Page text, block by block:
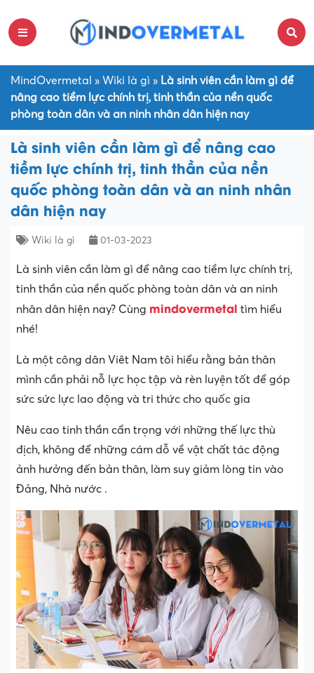
MindOvermetal » Wiki là gì » Là sinh viên cần làm gì để
nâng cao tiềm lực chính trị, tinh thần của nền quốc
phòng toàn dân và an ninh nhân dân hiện nay
Là sinh viên cần làm gì để nâng cao
tiềm lực chính trị, tinh thần của nền
quốc phòng toàn dân và an ninh nhân
dân hiện nay
Wiki là gì 01-03-2023
Là sinh viên cần làm gì để nâng cao tiềm lực chính trị,
tinh thần của nền quốc phòng toàn dân và an ninh
nhân dân hiện nay? Cùng mindovermetal tìm hiểu
nhé!
Là một công dân Viêt Nam tôi hiểu rằng bản thân
mình cần phải nỗ lực học tập và rèn luyện tốt để góp
sức sức lực lao động và tri thức cho quốc gia
Nêu cao tinh thần cẩn trọng với những thế lực thù
địch, không để những cám dỗ về vật chất tác động
ảnh hưởng đến bản thân, làm suy giảm lòng tin vào
Đảng, Nhà nước .